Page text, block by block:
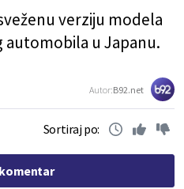
verziju modela
automobila u Japanu.
Autor:B92.net
Sortiraj po: